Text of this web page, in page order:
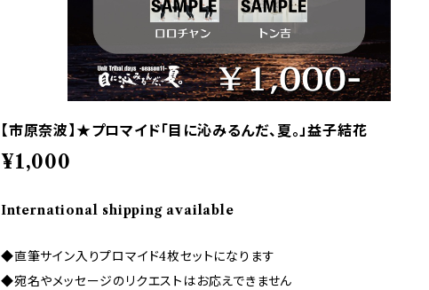
【市原奈波】★プロマイド「目に沁みるんだ、夏。」益子結花
¥1,000
International shipping available
◆直筆サイン入りプロマイド4枚セットになります
◆宛名やメッセージのリクエストはお応えできません